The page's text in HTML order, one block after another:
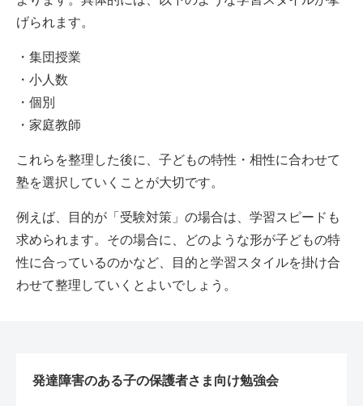
げられます。
・集団授業
・小人数
・個別
・家庭教師
これらを整理した後に、子どもの特性・相性に合わせて
塾を選択していくことが大切です。
例えば、目的が「受験対策」の場合は、学習スピードも
求められます。その場合に、どのような形が子どもの特
性に合っているのかなど、目的と学習スタイルを掛け合
わせて整理していくとよいでしょう。
発達障害のある子の保護者さま向け勉強会